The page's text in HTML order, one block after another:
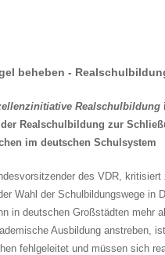
beheben -
Realschulbildung
Realschulbildung zur
im deutschen Schulsystem
des VDR,
Wahl der Schulbildungswege in
in deutschen Großstädten mehr
Ausbildung anstreben,
fehlgeleitet und müssen sich